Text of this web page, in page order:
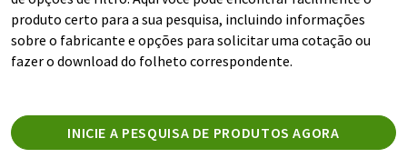
produto certo para a sua pesquisa, incluindo informações
sobre o fabricante e opções para solicitar uma cotação ou
fazer o download do folheto correspondente.
INICIE A PESQUISA DE PRODUTOS AGORA